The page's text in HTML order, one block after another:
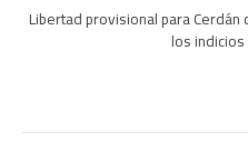
Libertad provisional para
los